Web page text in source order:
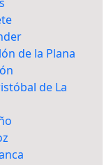
de la Plana
de La